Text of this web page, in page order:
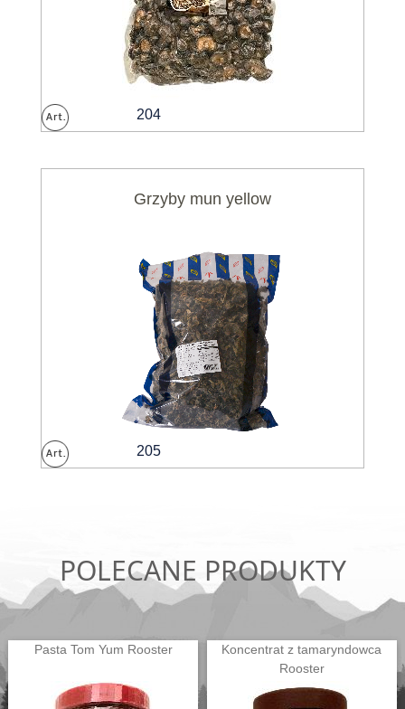
204
Grzyby mun yellow
205
POLECANE PRODUKTY
Pasta Tom Yum Rooster
Koncentrat z tamaryndowca
Rooster